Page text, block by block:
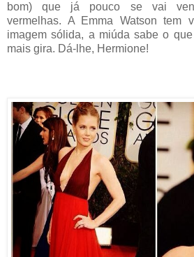
bom) que já pouco se vai
vermelhas. A Emma Watson tem
imagem sólida, a miúda sabe o
mais gira. Dá-lhe, Hermione!